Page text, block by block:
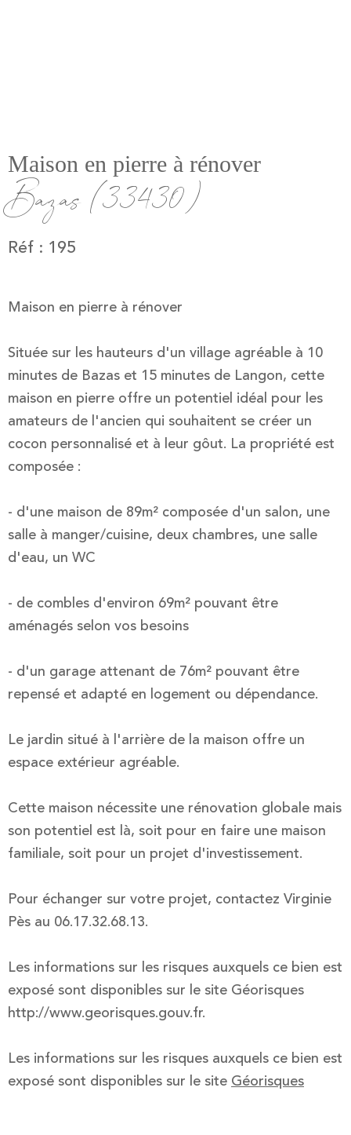
Maison en pierre à rénover
Bazas (33430)
Réf : 195
Maison en pierre à rénover
Située sur les hauteurs d'un village agréable à 10
minutes de Bazas et 15 minutes de Langon, cette
maison en pierre offre un potentiel idéal pour les
amateurs de l'ancien qui souhaitent se créer un
cocon personnalisé et à leur gôut. La propriété est
composée :
- d'une maison de 89m² composée d'un salon, une
salle à manger/cuisine, deux chambres, une salle
d'eau, un WC
- de combles d'environ 69m² pouvant être
aménagés selon vos besoins
- d'un garage attenant de 76m² pouvant être
repensé et adapté en logement ou dépendance.
Le jardin situé à l'arrière de la maison offre un
espace extérieur agréable.
Cette maison nécessite une rénovation globale mais
son potentiel est là, soit pour en faire une maison
familiale, soit pour un projet d'investissement.
Pour échanger sur votre projet, contactez Virginie
Pès au 06.17.32.68.13.
Les informations sur les risques auxquels ce bien est
exposé sont disponibles sur le site Géorisques
http://www.georisques.gouv.fr.
Les informations sur les risques auxquels ce bien est
exposé sont disponibles sur le siteGéorisques